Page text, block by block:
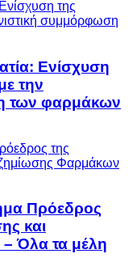
Ενίσχυση
την
των φαρμάκων
Πρόεδρος
και
Όλα τα μέλη